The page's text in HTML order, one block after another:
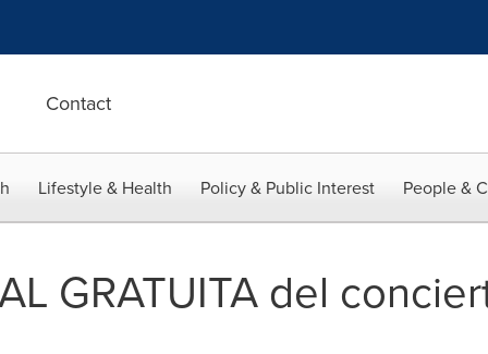
Contact
Lifestyle & Health Policy & Public Interest People &
GRATUITA del